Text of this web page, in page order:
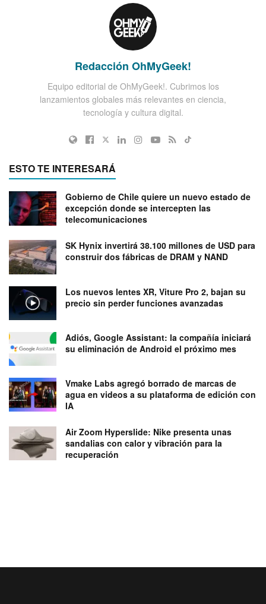
Redacción OhMyGeek!
Equipo editorial de OhMyGeek!. Cubrimos los
lanzamientos globales más relevantes en ciencia,
tecnología y cultura digital.
ESTO TE INTERESARÁ
Gobierno de Chile quiere un nuevo estado de
excepción donde se intercepten las
telecomunicaciones
SK Hynix invertirá 38.100 millones de USD para
construir dos fábricas de DRAM y NAND
Los nuevos lentes XR, Viture Pro 2, bajan su
precio sin perder funciones avanzadas
Adiós, Google Assistant: la compañía iniciará
su eliminación de Android el próximo mes
Vmake Labs agregó borrado de marcas de
agua en videos a su plataforma de edición con
IA
Air Zoom Hyperslide: Nike presenta unas
sandalias con calor y vibración para la
recuperación